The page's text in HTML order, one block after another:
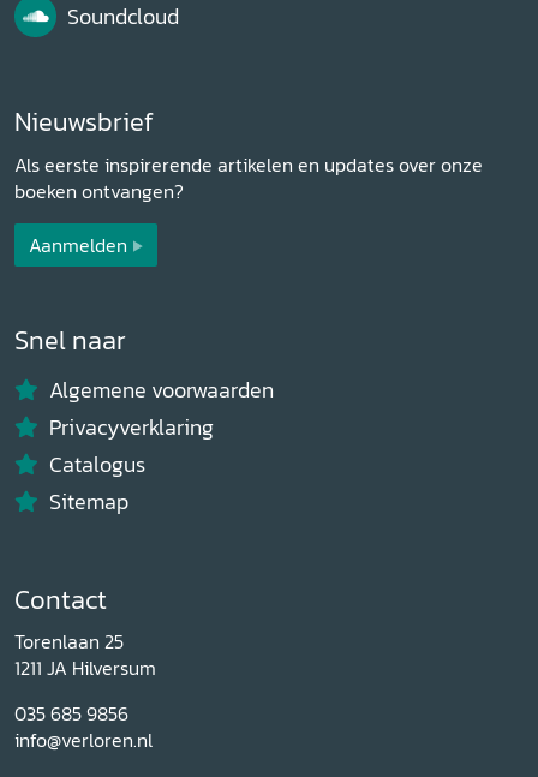
Soundcloud
Nieuwsbrief
Als eerste inspirerende artikelen en updates over onze
boeken ontvangen?
Aanmelden
Snel naar
Algemene voorwaarden
Privacyverklaring
Catalogus
Sitemap
Contact
Torenlaan 25
1211 JA Hilversum
035 685 9856
info@verloren.nl